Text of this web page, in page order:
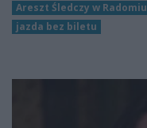
Areszt Śledczy w Radomiu
jazda bez biletu